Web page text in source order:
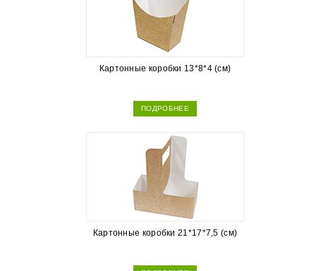
Картонные коробки 13*8*4 (см)
ПОДРОБНЕЕ
Картонные коробки 21*17*7,5 (см)